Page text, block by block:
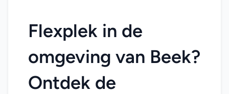
Flexplek in de
omgeving van Beek?
Ontdek de